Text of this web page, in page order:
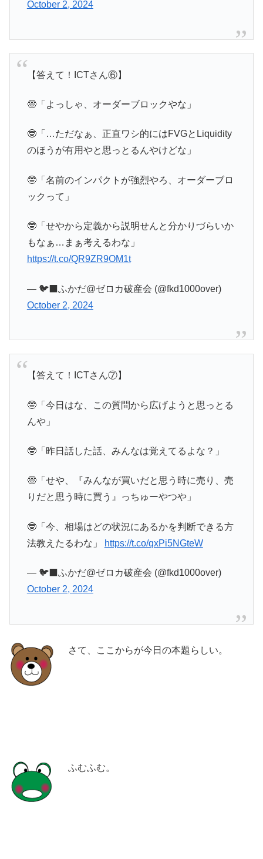
October 2, 2024
【答えて！ICTさん⑥】
🤓「よっしゃ、オーダーブロックやな」
🤓「…ただなぁ、正直ワシ的にはFVGとLiquidity
のほうが有用やと思っとるんやけどな」
🤓「名前のインパクトが強烈やろ、オーダーブロ
ックって」
🤓「せやから定義から説明せんと分かりづらいか
もなぁ…まぁ考えるわな」
https://t.co/QR9ZR9OM1t
— 🐦‍⬛ふかだ@ゼロカ破産会 (@fkd1000over)
October 2, 2024
【答えて！ICTさん⑦】
🤓「今日はな、この質問から広げようと思っとる
んや」
🤓「昨日話した話、みんなは覚えてるよな？」
🤓「せや、『みんなが買いだと思う時に売り、売
りだと思う時に買う』っちゅーやつや」
🤓「今、相場はどの状況にあるかを判断できる方
法教えたるわな」
https://t.co/qxPi5NGteW
— 🐦‍⬛ふかだ@ゼロカ破産会 (@fkd1000over)
October 2, 2024
さて、ここからが今日の本題らしい。
ふむふむ。